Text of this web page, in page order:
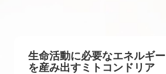
生命活動に必要なエネルギー
を産み出すミトコンドリア